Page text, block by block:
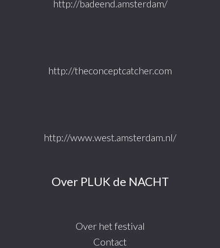
http://badeend.amsterdam/
http://theconceptcatcher.com
http://www.west.amsterdam.nl/
Over PLUK de NACHT
Over het festival
Contact